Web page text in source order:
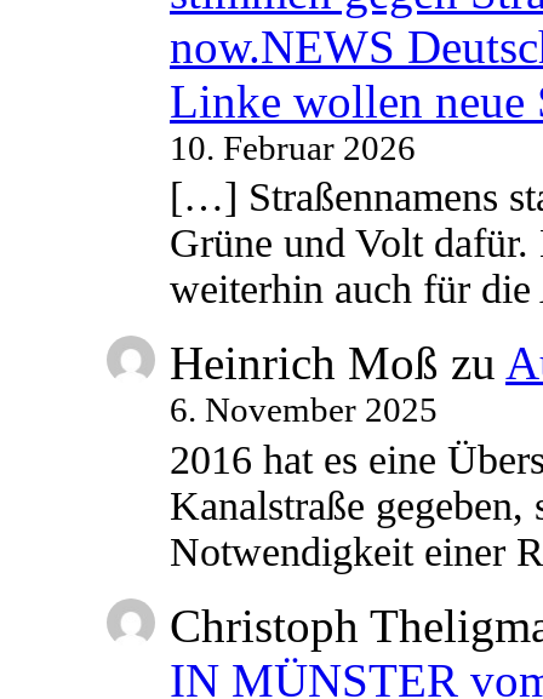
now.NEWS
Linke wollen neue
10. Februar 2026
[…] Straßennamens
Grüne und Volt
weiterhin auch für
Heinrich Moß zu
6. November 2025
2016 hat es eine
Kanalstraße
Notwendigkeit einer
Christoph
IN MÜNSTER